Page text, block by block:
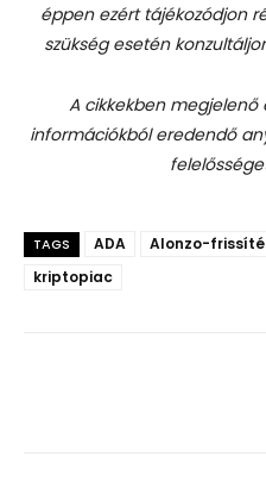
éppen ezért tájékozódjon
szükség esetén
A cikkekben
információkból eredendő
TAGS ADA Alonzo-
kriptopiac